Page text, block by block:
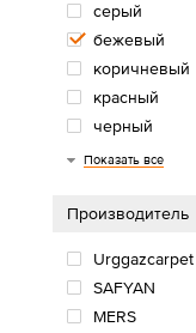
серый
бежевый
коричневый
красный
черный
синий
зеленый
белый
голубой
фиолетовый
розовый
оранжевый
микс
Показать все
Производитель
Urggazcarpet
SAFYAN
MERS